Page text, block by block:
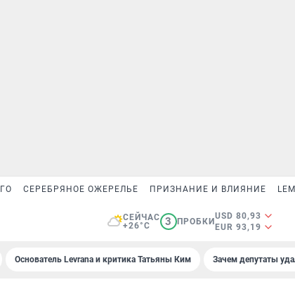
СЕРЕБРЯНОЕ ОЖЕРЕЛЬЕ ПРИЗНАНИЕ И ВЛИЯНИЕ
СЕЙЧАС
+26°C
3 ПРОБКИ
USD 80,93
EUR 93,19
Основатель Levrana и критика Татьяны Ким Зачем депутаты